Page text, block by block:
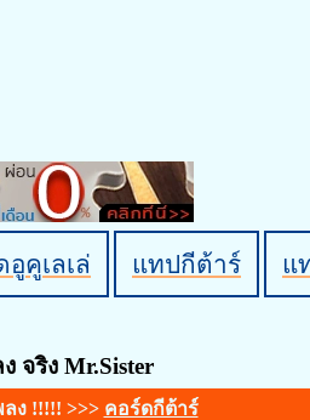
อูคูเลเล่ แทปกีต้าร์ แ
จริง Mr.Sister
ง !!!!! >>> คอร์ดกีต้าร์